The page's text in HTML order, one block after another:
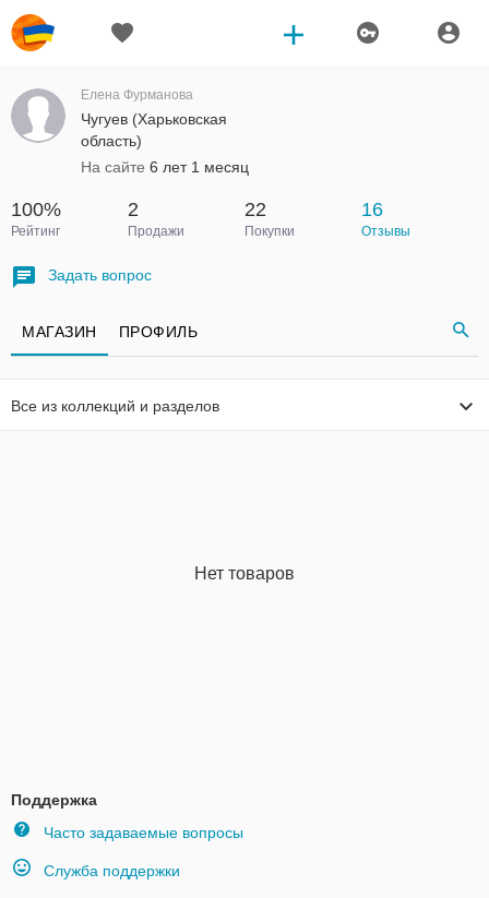
Елена Фурманова
Чугуев (Харьковская
область)
На сайте 6 лет 1 месяц
100%
Рейтинг
2
Продажи
22
Покупки
16
Отзывы
Задать вопрос
МАГАЗИН ПРОФИЛЬ
Все из коллекций и разделов
Нет товаров
Поддержка
Часто задаваемые вопросы
Служба поддержки